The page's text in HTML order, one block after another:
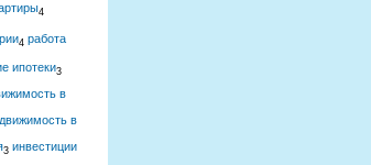
4
4 работа
ипотеки3
в
в
3 инвестиции